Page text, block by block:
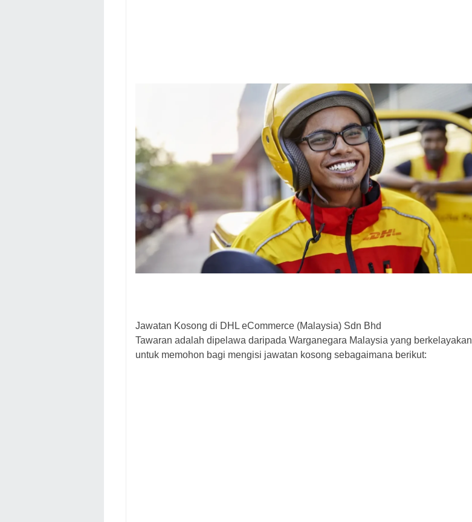
Jawatan Kosong di DHL eCommerce (Malaysia) Sdn Bhd
Tawaran adalah dipelawa daripada Warganegara Malaysia yang berkelayakan
untuk memohon bagi mengisi jawatan kosong sebagaimana berikut: